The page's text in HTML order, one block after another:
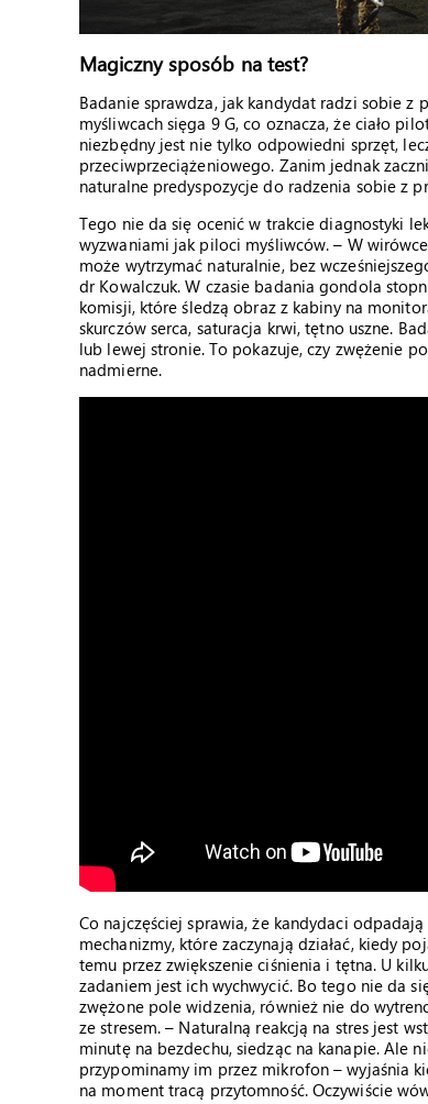
Magiczny sposób na test?
Badanie sprawdza, jak kandydat radzi sobie z
myśliwcach sięga 9 G, co oznacza, że ciało
niezbędny jest nie tylko odpowiedni sprzęt,
przeciwprzeciążeniowego. Zanim jednak
naturalne predyspozycje do radzenia sobie z
Tego nie da się ocenić w trakcie diagnostyki
wyzwaniami jak piloci myśliwców. – W
może wytrzymać naturalnie, bez
dr Kowalczuk. W czasie badania gondola
komisji, które śledzą obraz z kabiny na
skurczów serca, saturacja krwi, tętno uszne.
lub lewej stronie. To pokazuje, czy zwężenie
nadmierne.
Co najczęściej sprawia, że kandydaci
mechanizmy, które zaczynają działać, kiedy
temu przez zwiększenie ciśnienia i tętna. U
zadaniem jest ich wychwycić. Bo tego nie da
zwężone pole widzenia, również nie do
ze stresem. – Naturalną reakcją na stres jest
minutę na bezdechu, siedząc na kanapie. Ale
przypominamy im przez mikrofon – wyjaśnia
na moment tracą przytomność. Oczywiście